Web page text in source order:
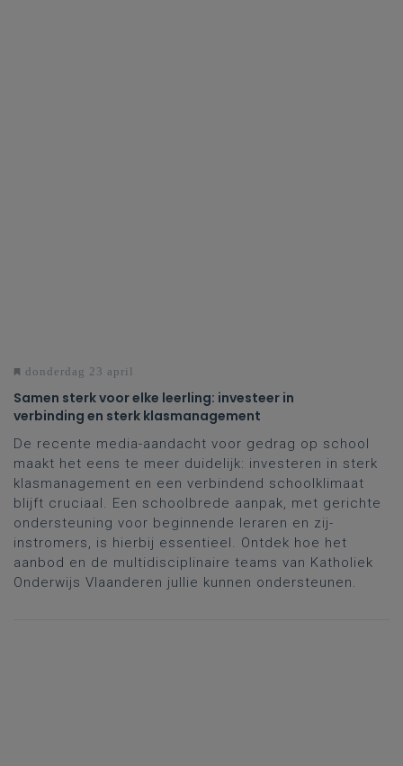
donderdag 23 april
Samen sterk voor elke leerling: investeer in
verbinding en sterk klasmanagement
De recente media-aandacht voor gedrag op school
maakt het eens te meer duidelijk: investeren in sterk
klasmanagement en een verbindend schoolklimaat
blijft cruciaal. Een schoolbrede aanpak, met gerichte
ondersteuning voor beginnende leraren en zij-
instromers, is hierbij essentieel. Ontdek hoe het
aanbod en de multidisciplinaire teams van Katholiek
Onderwijs Vlaanderen jullie kunnen ondersteunen.